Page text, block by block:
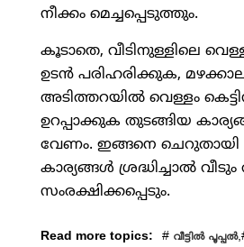
നീക്കം മെച്ചപ്പെടുത്തും.
കൂടാതെ, വീടിനുള്ളിലെ
ഉടന്‍ പരിഹരിക്കുക,
അടിത്തറയില്‍ വെള്ളം
ഉറപ്പാക്കുക തുടങ്ങിയ
വേണം. ഇങ്ങനെ
കാര്യങ്ങള്‍ ശ്രദ്ധിച്ചാല്‍
സംരക്ഷിക്കപ്പെടും.
Read more topics: # വീട്ടില്‍ പൂപ്പല്‍